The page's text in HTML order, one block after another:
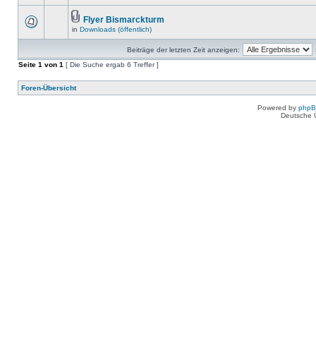
Flyer Bismarckturm
in Downloads (öffentlich)
Beiträge der letzten Zeit anzeigen:
Seite 1 von 1 [ Die Suche ergab 6 Treffer ]
Foren-Übersicht
Powered by
Deutsche